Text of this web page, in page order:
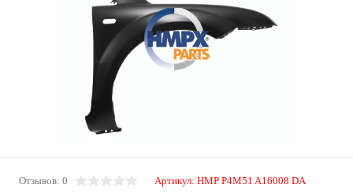
Отзывов: 0 Артикул: HMP P4M51 A16008 DA